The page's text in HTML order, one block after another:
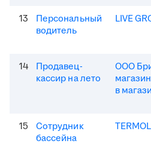
13
Персональный
водитель
LIVE
14
Продавец-
кассир на лето
ООО
в
15
Сотрудник
бассейна